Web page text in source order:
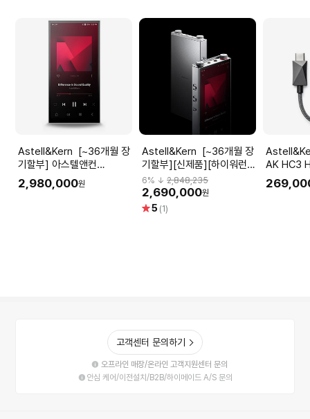
Astell&Kern [~36개월 장
기할부] 아스텔앤컨
Astell&Kern PD10
AK4498EX Quad-DAC
2,980,000원
Astell&Kern [~36개월 장
기할부][신제품][하이워런
티/~36개월 장기할부] 아스
텔앤컨 Astell&Kern PD20
ESS ES9027PRO x4
Quad-DAC DAP
6% ↓2,848,235
2,690,000원
별5 (1)
Astell&Kern 아
AK HC3
DAC
[3.5mm
고객센터 문의하기
오프라인 매장/온라인 고객지원센터 문의
안심 케어/이전설치/B2B/하이메이드 A/S 문의